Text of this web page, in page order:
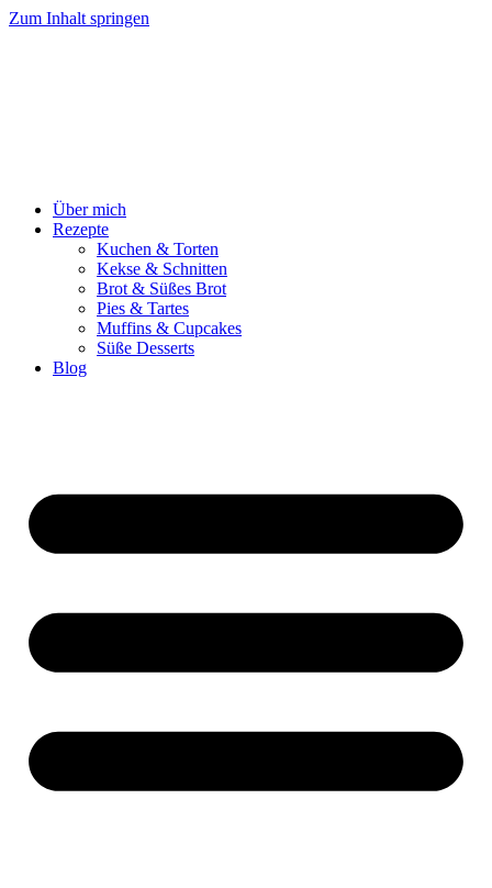
Zum Inhalt springen
Über mich
Rezepte
Kuchen & Torten
Kekse & Schnitten
Brot & Süßes Brot
Pies & Tartes
Muffins & Cupcakes
Süße Desserts
Blog